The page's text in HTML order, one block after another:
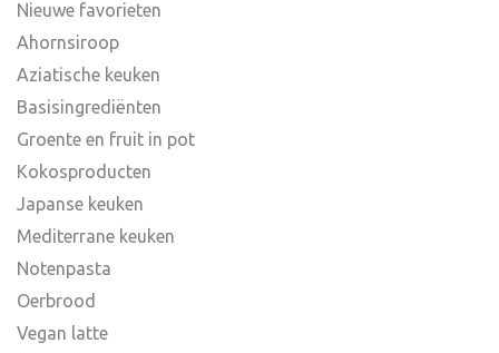
Nieuwe favorieten
Ahornsiroop
Aziatische keuken
Basisingrediënten
Groente en fruit in pot
Kokosproducten
Japanse keuken
Mediterrane keuken
Notenpasta
Oerbrood
Vegan latte